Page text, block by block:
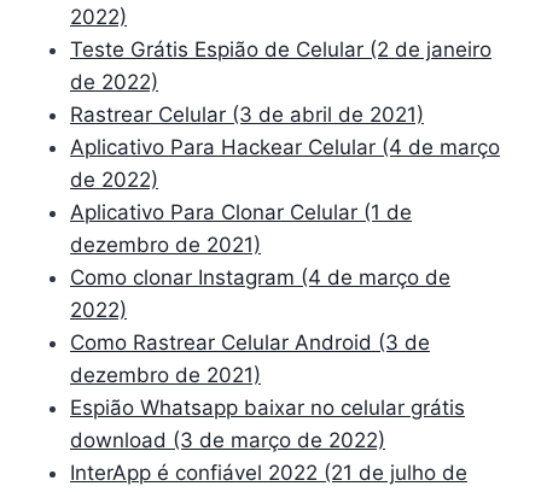
2022)
Teste Grátis Espião de Celular (2 de janeiro
de 2022)
Rastrear Celular (3 de abril de 2021)
Aplicativo Para Hackear Celular (4 de março
de 2022)
Aplicativo Para Clonar Celular (1 de
dezembro de 2021)
Como clonar Instagram (4 de março de
2022)
Como Rastrear Celular Android (3 de
dezembro de 2021)
Espião Whatsapp baixar no celular grátis
download (3 de março de 2022)
InterApp é confiável 2022 (21 de julho de